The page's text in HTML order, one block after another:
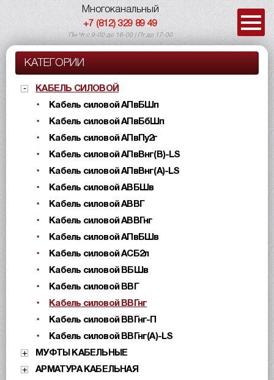
Многоканальный
+7 (812) 329 89 49
Пн-Чт с 9-00 до 18-00 | Пт до 17-00
КАТЕГОРИИ
КАБЕЛЬ СИЛОВОЙ
Кабель силовой АПвБШп
Кабель силовой АПвБбШп
Кабель силовой АПвПу2г
Кабель силовой АПвВнг(B)-LS
Кабель силовой АПвВнг(A)-LS
Кабель силовой АВБШв
Кабель силовой АВВГ
Кабель силовой АВВГнг
Кабель силовой АПвБШв
Кабель силовой АСБ2л
Кабель силовой ВБШв
Кабель силовой ВВГ
Кабель силовой ВВГнг
Кабель силовой ВВГнг-П
Кабель силовой ВВГнг(А)-LS
МУФТЫ КАБЕЛЬНЫЕ
АРМАТУРА КАБЕЛЬНАЯ